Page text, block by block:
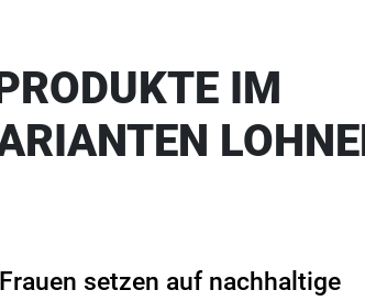
IM
setzen auf nachhaltige